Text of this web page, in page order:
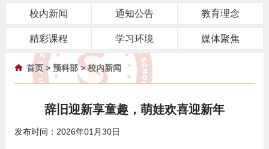
校内新闻 通知公告 教育理念
精彩课程 学习环境 媒体聚焦
首页> 预科部>校内新闻
辞旧迎新享童趣，萌娃欢喜迎新年
发布时间：2026年01月30日